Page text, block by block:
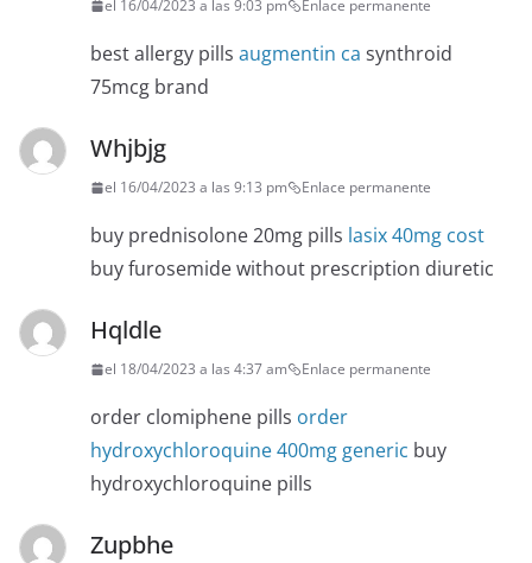
el 16/04/2023 a las 9:03 pm Enlace permanente
best allergy pills augmentin ca synthroid
75mcg brand
Whjbjg
el 16/04/2023 a las 9:13 pm Enlace permanente
buy prednisolone 20mg pills lasix 40mg cost
buy furosemide without prescription diuretic
Hqldle
el 18/04/2023 a las 4:37 am Enlace permanente
order clomiphene pills order
hydroxychloroquine 400mg generic buy
hydroxychloroquine pills
Zupbhe